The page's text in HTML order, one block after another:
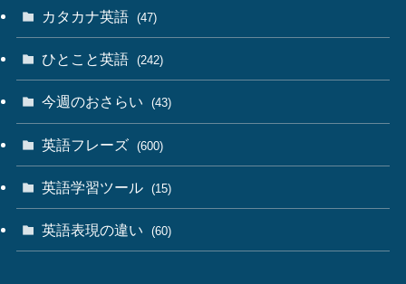
カタカナ英語 (47)
ひとこと英語 (242)
今週のおさらい (43)
英語フレーズ (600)
英語学習ツール (15)
英語表現の違い (60)